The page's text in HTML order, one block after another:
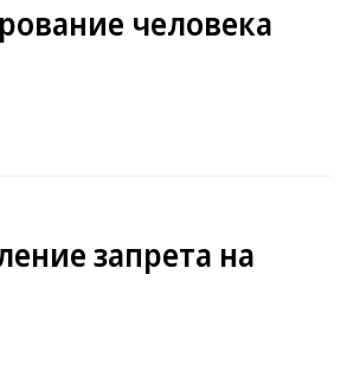
человека
запрета на